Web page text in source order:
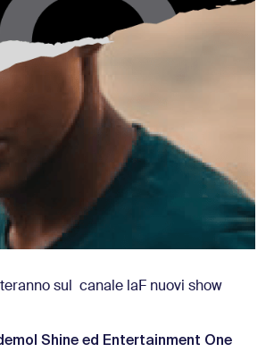
sul canale laF nuovi show
Shine ed Entertainment One